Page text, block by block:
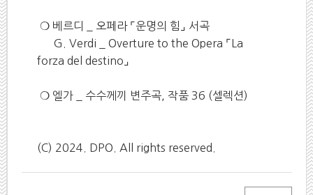
❍ 베르디 _ 오페라 ⌜운명의 힘⌟ 서곡
G. Verdi _ Overture to the Opera ⌜La
forza del destino⌟
❍ 엘가 _ 수수께끼 변주곡, 작품 36 (셀렉션)
(C) 2024. DPO. All rights reserved.